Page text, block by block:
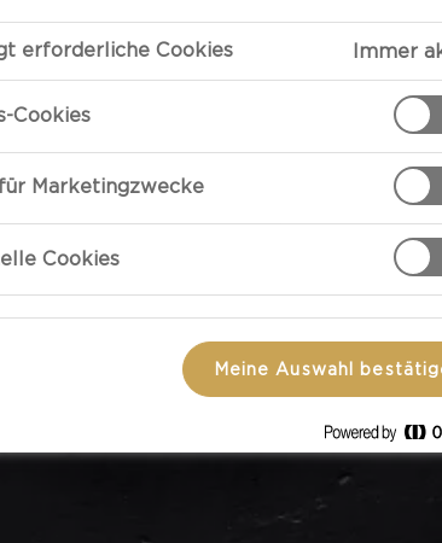
LEFTOVER
CHRISTMAS
RECIPES
erforderliche Cookies Immer
Cookies
Marketingzwecke
Cookies
Meine Auswahl